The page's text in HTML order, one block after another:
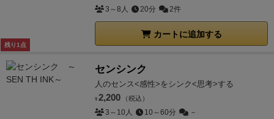
残り1点
3～8人 20分 2件
カートに追加する
センシンク
人のセンス<感性>をシンク<思考>する
¥ 2,200 （税込）
3～10人 10～60分 －